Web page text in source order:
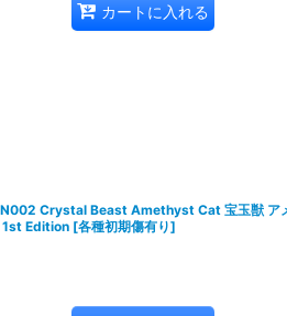
カートに入れる
Crystal Beast Amethyst Cat 宝玉獣 ア
1st Edition [各種初期傷有り]